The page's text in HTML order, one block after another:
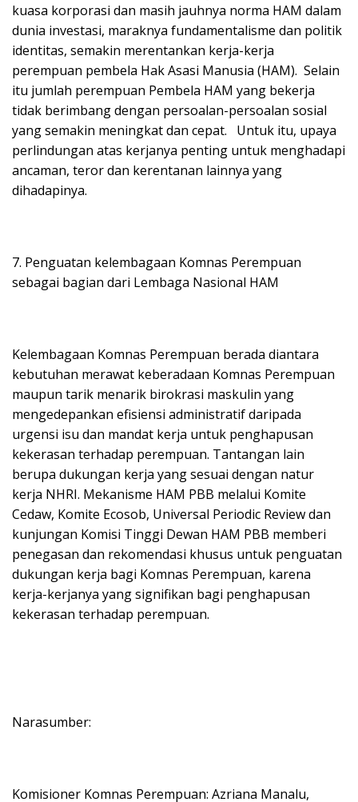
kuasa korporasi dan masih jauhnya norma HAM dalam
dunia investasi, maraknya fundamentalisme dan politik
identitas, semakin merentankan kerja-kerja
perempuan pembela Hak Asasi Manusia (HAM). Selain
itu jumlah perempuan Pembela HAM yang bekerja
tidak berimbang dengan persoalan-persoalan sosial
yang semakin meningkat dan cepat. Untuk itu, upaya
perlindungan atas kerjanya penting untuk menghadapi
ancaman, teror dan kerentanan lainnya yang
dihadapinya.
7. Penguatan kelembagaan Komnas Perempuan
sebagai bagian dari Lembaga Nasional HAM
Kelembagaan Komnas Perempuan berada diantara
kebutuhan merawat keberadaan Komnas Perempuan
maupun tarik menarik birokrasi maskulin yang
mengedepankan efisiensi administratif daripada
urgensi isu dan mandat kerja untuk penghapusan
kekerasan terhadap perempuan. Tantangan lain
berupa dukungan kerja yang sesuai dengan natur
kerja NHRI. Mekanisme HAM PBB melalui Komite
Cedaw, Komite Ecosob, Universal Periodic Review dan
kunjungan Komisi Tinggi Dewan HAM PBB memberi
penegasan dan rekomendasi khusus untuk penguatan
dukungan kerja bagi Komnas Perempuan, karena
kerja-kerjanya yang signifikan bagi penghapusan
kekerasan terhadap perempuan.
Narasumber:
Komisioner Komnas Perempuan: Azriana Manalu,